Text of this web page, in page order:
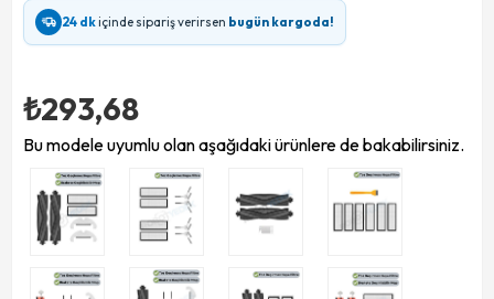
24 dkiçinde sipariş verirsen bugün kargoda!
₺293,68
Bu modele uyumlu olan aşağıdaki ürünlere de bakabilirsiniz.